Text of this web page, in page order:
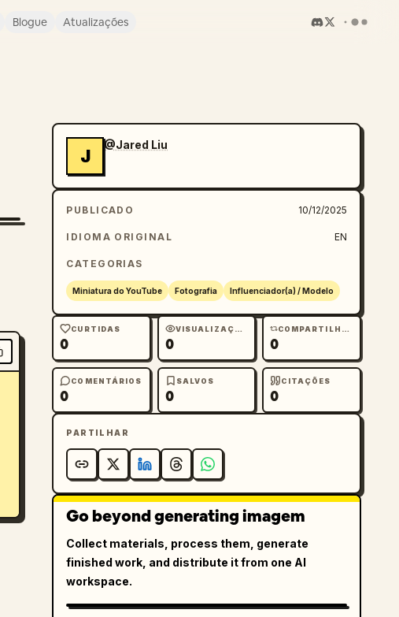
Blogue Atualizações
J
@Jared Liu
PUBLICADO 10/12/2025
IDIOMA ORIGINAL EN
CATEGORIAS
Miniatura do YouTube Fotografia Influenciador(a) / Modelo
CURTIDAS
0
VISUALIZAÇÕES
0
COMPARTILHAMENTOS
0
COMENTÁRIOS
0
SALVOS
0
CITAÇÕES
0
PARTILHAR
Go beyond generating imagem
Collect materials, process them, generate
finished work, and distribute it from one AI
workspace.